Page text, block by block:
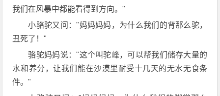
我们在风暴中都能看得到方向。"
小骆驼又问："妈妈妈妈，为什么我们的背那么驼，
丑死了！"
骆驼妈妈说："这个叫驼峰，可以帮我们储存大量的
水和养分，让我们能在沙漠里耐受十几天的无水无食条
件。"